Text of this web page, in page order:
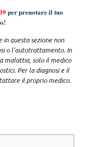
per prenotare il tuo
questa sezione non
o l’autotrattamento. In
malattia, solo il medico
Per la diagnosi e il
il proprio medico.